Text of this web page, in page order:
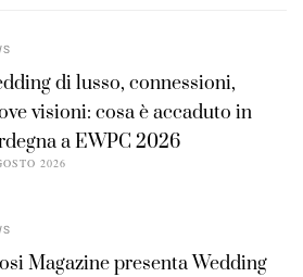
di lusso, connessioni,
visioni: cosa è accaduto in
a EWPC 2026
2026
Magazine presenta Wedding